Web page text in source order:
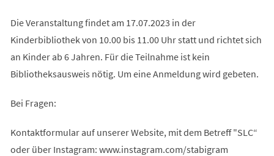
Die Veranstaltung findet am 17.07.2023 in der
Kinderbibliothek von 10.00 bis 11.00 Uhr statt und richtet sich
an Kinder ab 6 Jahren. Für die Teilnahme ist kein
Bibliotheksausweis nötig. Um eine Anmeldung wird gebeten.
Bei Fragen:
Kontaktformular auf unserer Website, mit dem Betreff "SLC“
oder über Instagram: www.instagram.com/stabigram